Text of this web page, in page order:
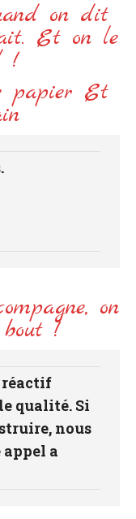
on dit
Et on le
!
papier Et
on
!
réactif
qualité. Si
nous
appel a